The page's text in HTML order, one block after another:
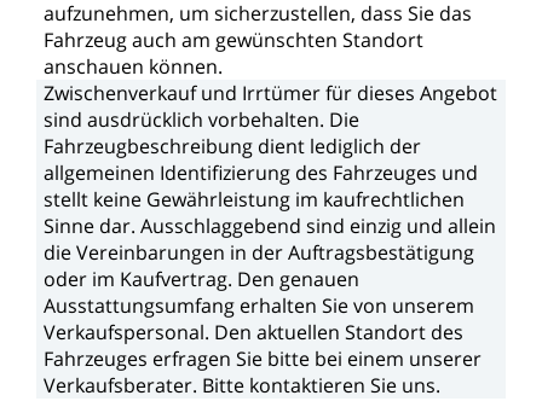
aufzunehmen, um sicherzustellen, dass Sie das
Fahrzeugauch am gewünschten Standort
anschauen können.
Zwischenverkauf und Irrtümerfür dieses Angebot
sind ausdrücklich vorbehalten. Die
Fahrzeugbeschreibung dient lediglich der
allgemeinen Identifizierung des Fahrzeuges und
stellt keine Gewährleistung im kaufrechtlichen
Sinne dar. Ausschlaggebend sind einzig und allein
dieVereinbarungen in derAuftragsbestätigung
oder im Kaufvertrag. Den genauen
Ausstattungsumfang erhalten Sievon unserem
Verkaufspersonal. Den aktuellen Standort des
Fahrzeuges erfragen Sie bitte bei einem unserer
Verkaufsberater. Bitte kontaktieren Sie uns.